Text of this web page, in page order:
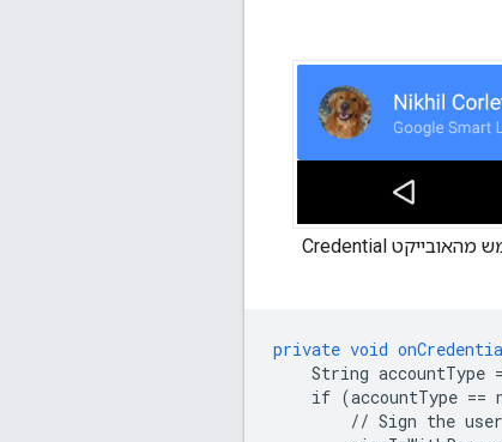
באובייקט כדי להתחיל את תהליך הכניסה. לסיסמה מבוססת-סיסמה להשתמש במזהה ובסיסמה של המשתמש מהאובייקט Credential
private void
String accountType =
if (accountType ==
// Sign the user